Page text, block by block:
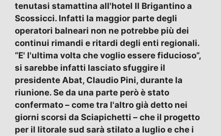
tenutasi stamattina all'hotel Il Brigantino a
Scossicci. Infatti la maggior parte degli
operatori balneari non ne potrebbe più dei
continui rimandi e ritardi degli enti regionali.
“E' l'ultima volta che voglio essere fiducioso”,
si sarebbe infatti lasciato sfuggire il
presidente Abat, Claudio Pini, durante la
riunione. Se da una parte però è stato
confermato – come tra l'altro già detto nei
giorni scorsi da Sciapichetti – che il progetto
per il litorale sud sarà stilato a luglio e che i